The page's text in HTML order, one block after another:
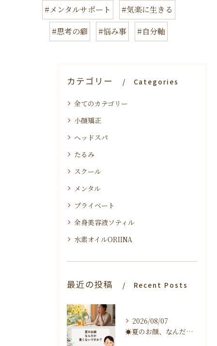
#メンタルサポート
#気楽に生きる
#思考の癖
#悩み事 #自分軸
カテゴリー Categories
全てのカテゴリー
小顔矯正
ヘッドスパ
たるみ
スクール
メンタル
プライベート
全身美容液ソティル
水素オイルORIINA
最近の投稿 Recent Posts
2026/08/07
☀️夏のお顔、なんだか重くないですか？☀️